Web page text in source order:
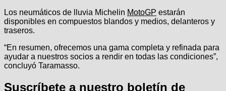
Los neumáticos de lluvia Michelin MotoGP estarán
disponibles en compuestos blandos y medios, delanteros y
traseros.
“En resumen, ofrecemos una gama completa y refinada para
ayudar a nuestros socios a rendir en todas las condiciones”,
concluyó Taramasso.
Suscríbete a nuestro boletín de